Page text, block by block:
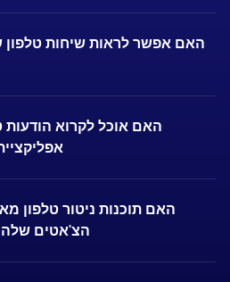
האם אפשר לראות שיחות
האם אוכל לקרוא
האם תוכנות ניטור טלפון
הצ'אטים